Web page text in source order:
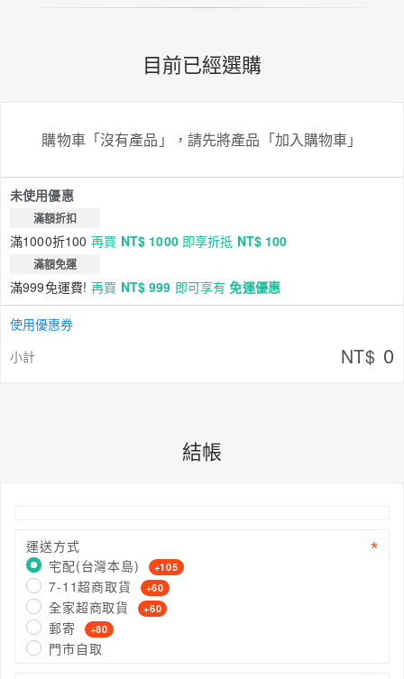
目前已經選購
購物車「沒有產品」，請先將產品「加入購物車」
未使用優惠
滿額折扣
滿1000折100 再買 NT$ 1000即享折抵 NT$ 100
滿額免運
滿999免運費! 再買 NT$ 999 即可享有免運優惠
使用優惠券
小計
NT$ 0
結帳
運送方式
宅配(台灣本島)
+105
7-11超商取貨 +60
全家超商取貨 +60
郵寄 +80
門市自取